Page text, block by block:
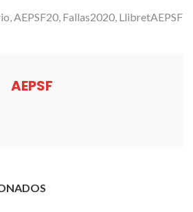
AEPSF20 Fallas2020 LlibretAEPSF
AEPSF